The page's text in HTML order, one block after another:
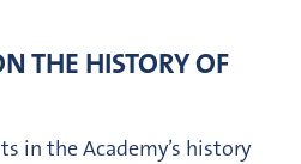
THE HISTORY OF
in the Academy’s history